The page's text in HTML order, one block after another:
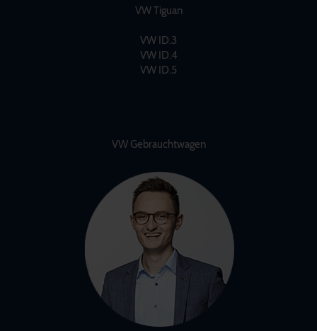
VW Tiguan
VW ID.3
VW ID.4
VW ID.5
VW Gebrauchtwagen